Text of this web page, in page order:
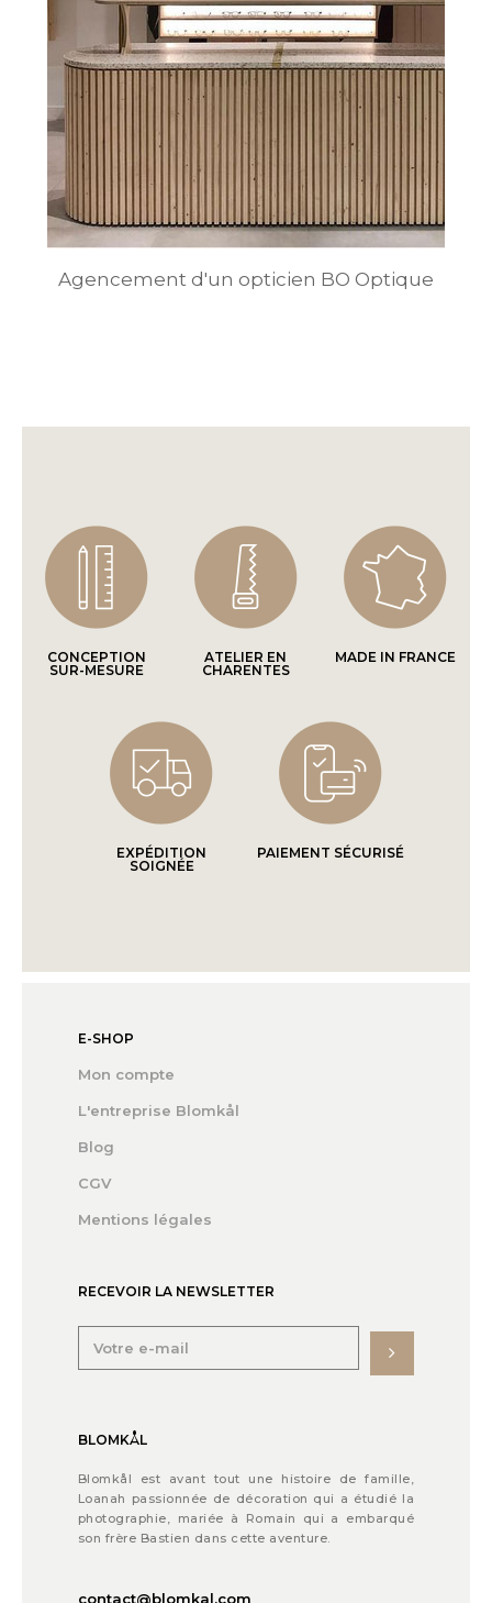
Agencement d'un opticien BO Optique
CONCEPTION
SUR-MESURE
ATELIER EN
CHARENTES
MADE IN FRANCE
EXPÉDITION
SOIGNÉE
PAIEMENT SÉCURISÉ
E-SHOP
Mon compte
L'entreprise Blomkål
Blog
CGV
Mentions légales
RECEVOIR LA NEWSLETTER
BLOMKÅL
Blomkål est avant tout une histoire de famille,
Loanah passionnée de décoration qui a étudié la
photographie, mariée à Romain qui a embarqué
son frère Bastien dans cette aventure.
contact@blomkal.com